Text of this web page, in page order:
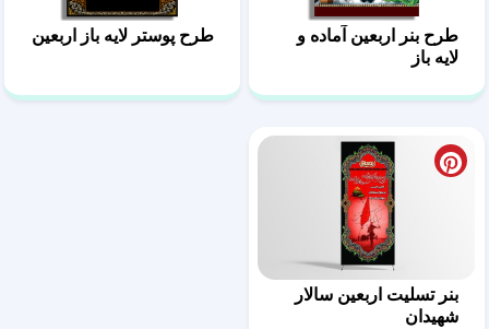
طرح بنر اربعین آماده و
لایه باز
طرح پوستر لایه باز اربعین
بنر تسلیت اربعین سالار
شهیدان